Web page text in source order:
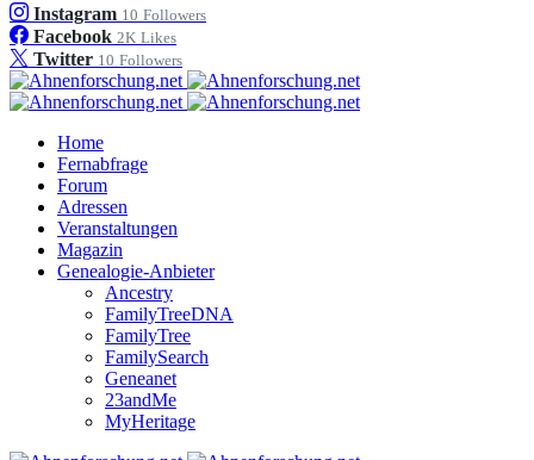
Instagram 10 Followers
Facebook 2K Likes
Twitter 10 Followers
Home
Fernabfrage
Forum
Adressen
Veranstaltungen
Magazin
Genealogie-Anbieter
Ancestry
FamilyTreeDNA
FamilyTree
FamilySearch
Geneanet
23andMe
MyHeritage